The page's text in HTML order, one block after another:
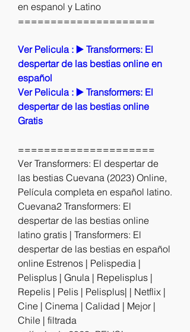
en espanol y Latino
=====================
Ver Pelicula : ▶️ Transformers: El
despertar de las bestias online en
español
Ver Pelicula : ▶️ Transformers: El
despertar de las bestias online
Gratis
=====================
Ver Transformers: El despertar de
las bestias Cuevana (2023) Online,
Película completa en español latino.
Cuevana2 Transformers: El
despertar de las bestias online
latino gratis | Transformers: El
despertar de las bestias en español
online Estrenos | Pelispedia |
Pelisplus | Gnula | Repelisplus |
Repelis | Pelis | Pelisplus| | Netflix |
Cine | Cinema | Calidad | Mejor |
Chile | filtrada